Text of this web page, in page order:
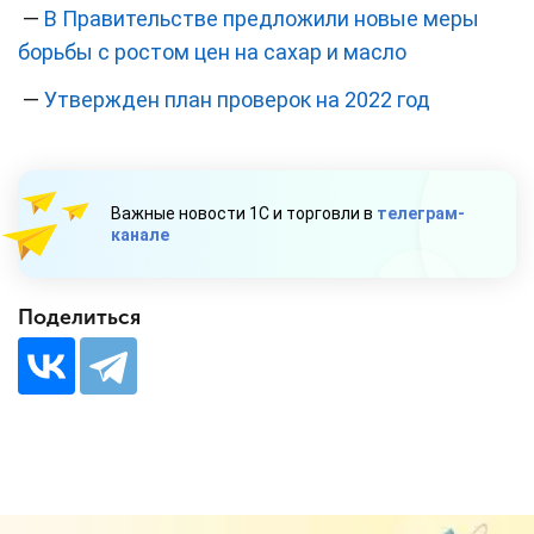
— В Правительстве предложили новые меры
борьбы с ростом цен на сахар и масло
— Утвержден план проверок на 2022 год
Важные новости 1С и торговли в телеграм-
канале
Поделиться